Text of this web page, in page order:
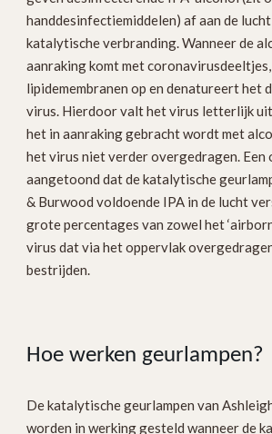
handdesinfectiemiddelen) af aan de
katalytische verbranding. Wanneer de
aanraking komt met
lipidemembranen op en denatureert het
virus. Hierdoor valt het virus letterlijk
het in aanraking gebracht wordt met
het virus niet verder overgedragen. Een
aangetoond dat de katalytische
& Burwood voldoende IPA in de lucht
grote percentages van zowel het
virus dat via het oppervlak
bestrijden.
Hoe werken geurlampen?
De katalytische geurlampen van
worden in werking gesteld wanneer de